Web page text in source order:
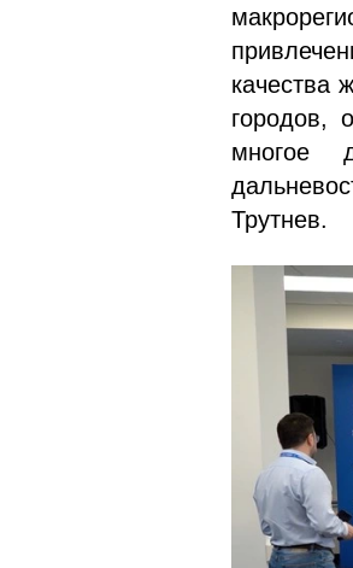
качества
городов,
многое
Трутнев.